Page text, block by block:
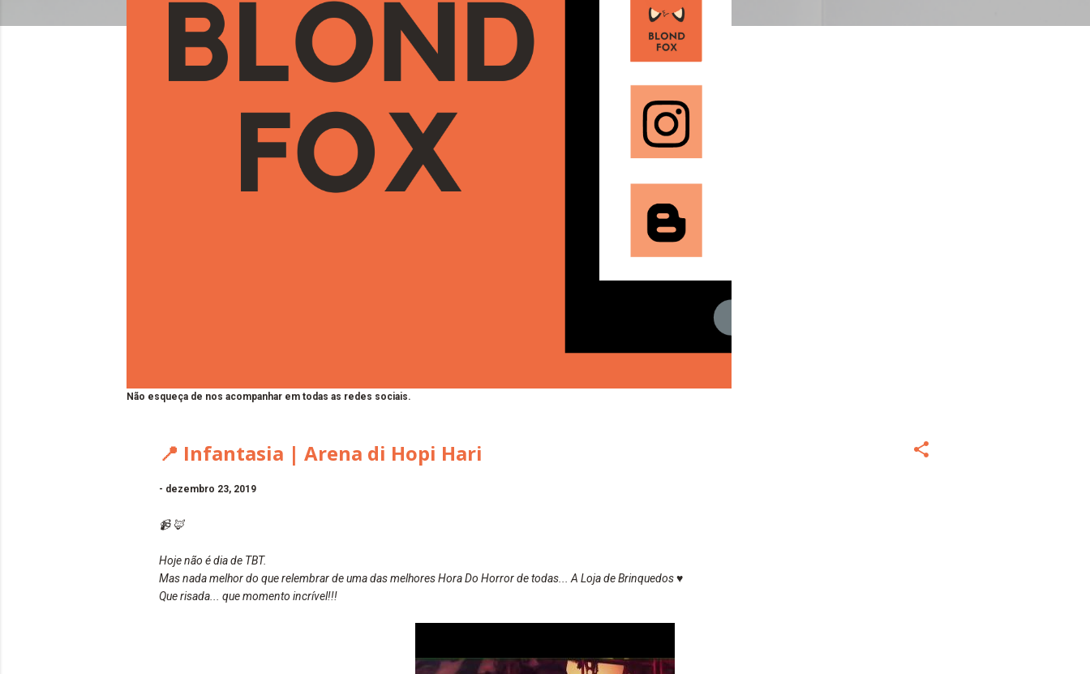
Não esqueça de nos acompanhar em todas as redes sociais.
📍 Infantasia | Arena di Hopi Hari
- dezembro 23, 2019
📹 🦊
Hoje não é dia de TBT.
Mas nada melhor do que relembrar de uma das melhores Hora Do Horror de todas... A Loja de Brinquedos ♥️
Que risada... que momento incrível!!!